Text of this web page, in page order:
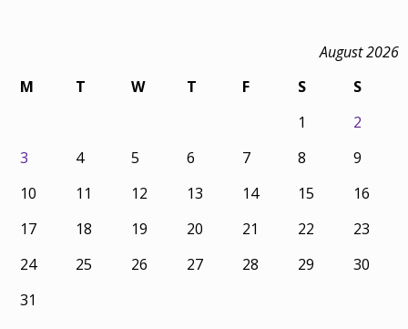
August 2026
M
T W T F S
S
1
2
3
4 5 6 7 8
9
10
11 12 13 14 15
16
17
18 19 20 21 22
23
24
25 26 27 28 29
30
31